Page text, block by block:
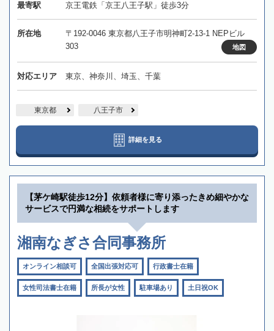
最寄駅 京王電鉄「京王八王子駅」徒歩3分
所在地
〒192-0046 東京都八王子市明神町2-13-1 NEPビル
303
地図
対応エリア 東京、神奈川、埼玉、千葉
東京都 八王子市
詳細を見る
【茅ケ崎駅徒歩12分】依頼者様に寄り添ったきめ細やかな
サービスで円満な相続をサポートします
湘南なぎさ合同事務所
オンライン相談可 全国出張対応可 行政書士在籍
女性司法書士在籍 所長が女性 駐車場あり 土日祝OK